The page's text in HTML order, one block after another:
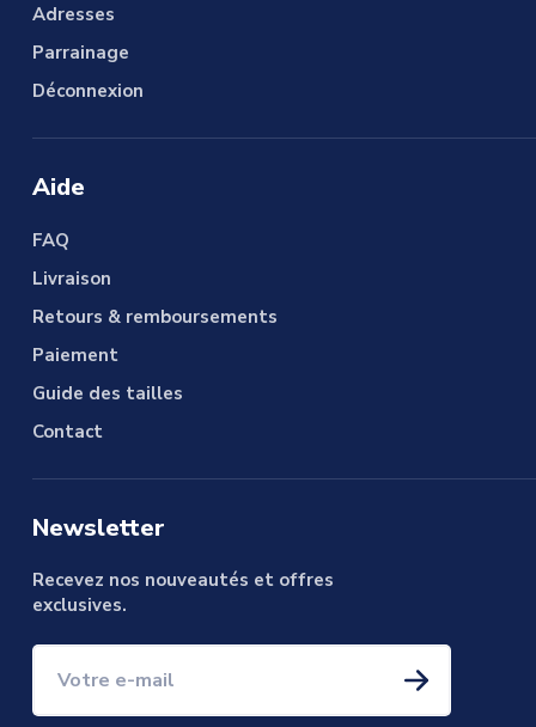
Adresses
Parrainage
Déconnexion
Aide
FAQ
Livraison
Retours & remboursements
Paiement
Guide des tailles
Contact
Newsletter
Recevez nos nouveautés et offres
exclusives.
Votre e-mail